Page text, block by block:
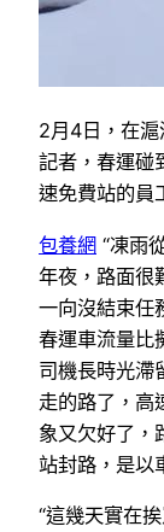
2月4日，在
記者，春運碰
速免費站的員
包養網 “凍雨
年夜，路面很
一向沒結束任
春運車流量比
司機長時光滯
走的路了，高
象又欠好了，
站封路，是以
“這幾天實在